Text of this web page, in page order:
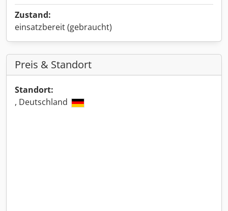
Zustand:
einsatzbereit (gebraucht)
Preis & Standort
Standort:
, Deutschland